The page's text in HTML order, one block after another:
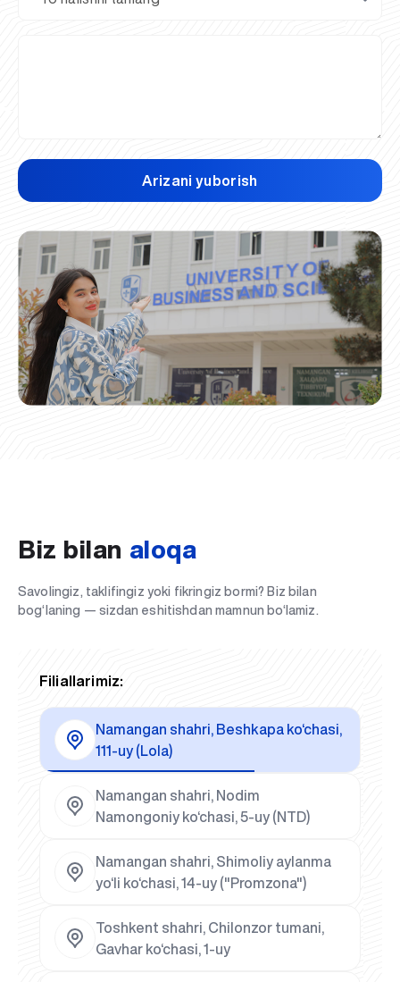
Arizani yuborish
Biz bilan aloqa
Savolingiz, taklifingiz yoki fikringiz bormi? Biz bilan
bog‘laning — sizdan eshitishdan mamnun bo‘lamiz.
Filiallarimiz:
Namangan shahri, Beshkapa ko‘chasi,
111-uy (Lola)
Namangan shahri, Nodim
Namongoniy ko‘chasi, 5-uy (NTD)
Namangan shahri, Shimoliy aylanma
yo‘li ko‘chasi, 14-uy ("Promzona")
Toshkent shahri, Chilonzor tumani,
Gavhar ko‘chasi, 1-uy